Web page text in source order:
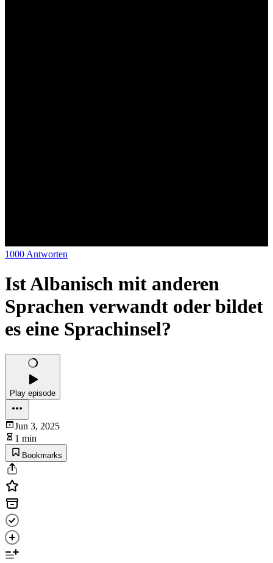
1000 Antworten
Ist Albanisch mit anderen
Sprachen verwandt oder bildet
es eine Sprachinsel?
Play episode
Jun 3, 2025
1 min
Bookmarks